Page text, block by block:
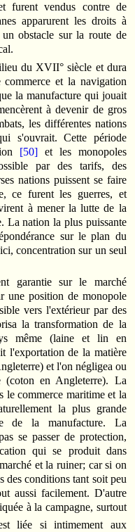
furent vendus contre de
apparurent les droits à
obstacle sur la route de
du XVII° siècle et dura
et la navigation
la manufacture qui jouait
à devenir de gros
les différentes nations
s'ouvrait. Cette période
[50]et les monopoles
par des tarifs, des
nations puissent se faire
ce furent les guerres, et
à mener la lutte de la
La nation la plus puissante
sur le plan du
concentration sur un seul
garantie sur le marché
une position de monopole
vers l'extérieur par des
la transformation de la
même (laine et lin en
l'exportation de la matière
et l'on négligea ou
(coton en Angleterre). La
le commerce maritime et la
la plus grande
de la manufacture. La
se passer de protection,
qui se produit dans
et la ruiner; car si on
des conditions tant soit peu
aussi facilement. D'autre
à la campagne, surtout
liée si intimement aux